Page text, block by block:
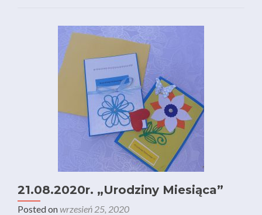
21.08.2020r. „Urodziny Miesiąca”
Posted onwrzesień 25, 2020